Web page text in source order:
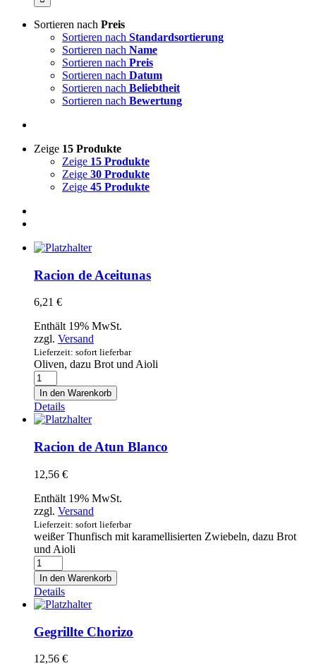
Sortieren nach Preis
Sortieren nach Standardsortierung
Sortieren nach Name
Sortieren nach Preis
Sortieren nach Datum
Sortieren nach Beliebtheit
Sortieren nach Bewertung
Zeige 15 Produkte
Zeige 15 Produkte
Zeige 30 Produkte
Zeige 45 Produkte
Racion de Aceitunas
6,21 €
Enthält 19% MwSt.
zzgl. Versand
Lieferzeit: sofort lieferbar
Oliven, dazu Brot und Aioli
Racion
de
Aceitunas
Menge
In den Warenkorb
Details
Racion de Atun Blanco
12,56 €
Enthält 19% MwSt.
zzgl. Versand
Lieferzeit: sofort lieferbar
weißer Thunfisch mit karamellisierten Zwiebeln, dazu Brot
und Aioli
Racion
de
Atun
Blanco
Menge
In den Warenkorb
Details
Gegrillte Chorizo
12,56 €